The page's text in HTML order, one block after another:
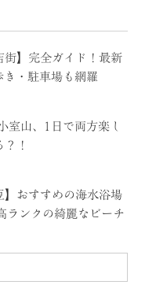
街】完全ガイド！最新
き・駐車場も網羅
室山、1日で両方楽し
！
】おすすめの海水浴場
ランクの綺麗なビーチ